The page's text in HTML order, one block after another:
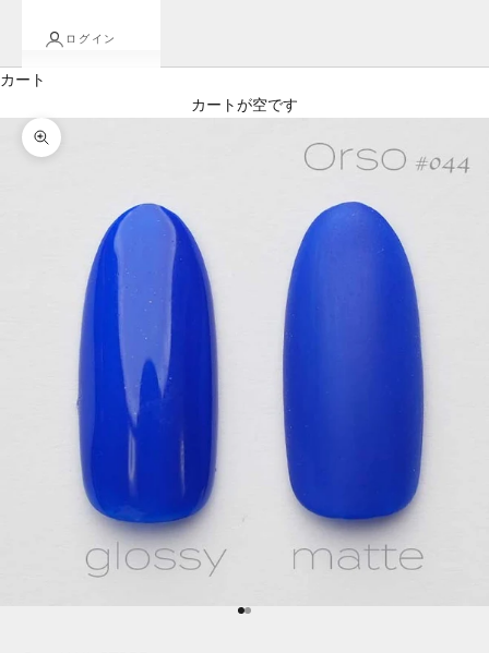
ログイン
カート
カートが空です
ズームイン
項目に移動する 1
項目に移動する 2